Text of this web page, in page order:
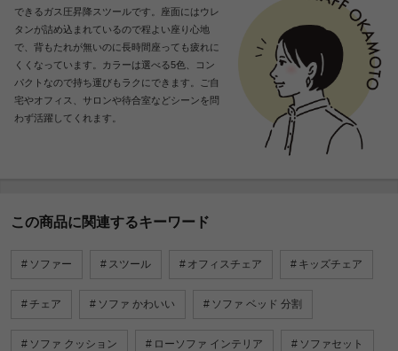
できるガス圧昇降スツールです。座面にはウレ
タンが詰め込まれているので程よい座り心地
で、背もたれが無いのに長時間座っても疲れに
くくなっています。カラーは選べる5色、コン
パクトなので持ち運びもラクにできます。ご自
宅やオフィス、サロンや待合室などシーンを問
わず活躍してくれます。
この商品に関連するキーワード
ソファー スツール オフィスチェア キッズチェア
チェア ソファ かわいい ソファ ベッド 分割
ソファ クッション ローソファ インテリア ソファセット